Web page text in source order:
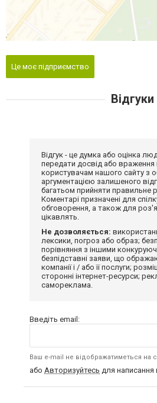
Це моє підприємство
Відгуки
Відгук - це думка або оцінка
передати досвід або враження
користувачам нашого сайту з
аргументацією залишеного
багатьом прийняти правильне
Коментарі призначені для
обговорення, а також для
цікавлять.
Не дозволяється:
лексики, погроз або образ;
порівняння з іншими
безпідставні заяви, що
компанії і / або її послуги;
сторонні інтернет-ресурси;
самореклама.
Введіть email:
Ваш e-mail не відображатиметься на
або Авторизуйтесь для написання